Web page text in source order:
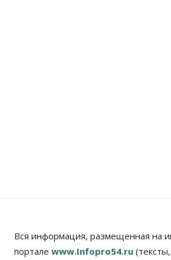
Вся информация, размещенная на
портале www.Infopro54.ru